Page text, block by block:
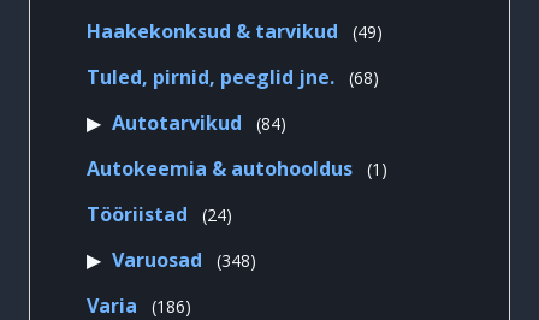
Haakekonksud & tarvikud 4949
Tuled, pirnid, peeglid jne. 6868
Autotarvikud 8484
Autokeemia & autohooldus 1 1
Tööriistad 2424
Varuosad 348348
Varia 186186